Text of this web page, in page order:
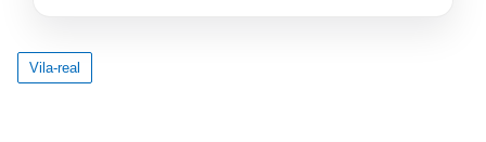
Vila-real